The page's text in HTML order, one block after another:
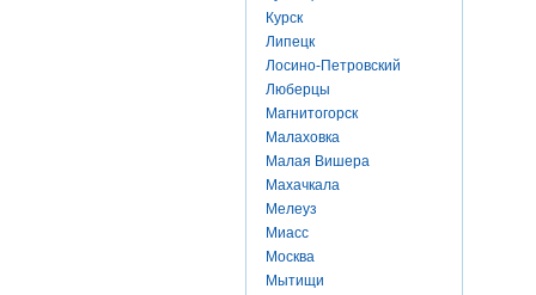
Курск
Липецк
Лосино-Петровский
Люберцы
Магнитогорск
Малаховка
Малая Вишера
Махачкала
Мелеуз
Миасс
Москва
Мытищи